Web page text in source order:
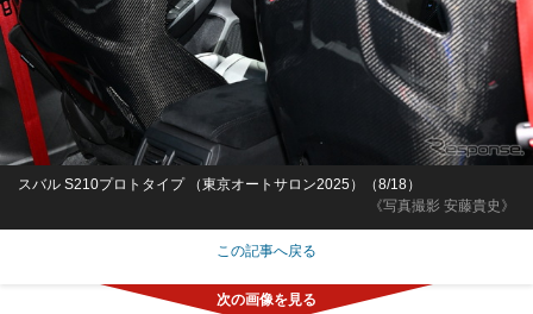
《写真撮影 安藤貴史》
スバル S210プロトタイプ （東京オートサロン2025）（8/18）
この記事へ戻る